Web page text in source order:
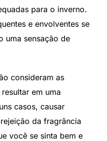
para o inverno.
e envolventes se
uma sensação de
consideram as
em uma
casos, causar
da fragrância
você se sinta bem e